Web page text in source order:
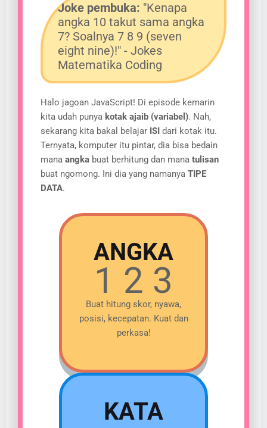
Joke pembuka: "Kenapa
angka 10 takut sama angka
7? Soalnya 7 8 9 (seven
eight nine)!" - Jokes
Matematika Coding
Halo jagoan JavaScript! Di episode kemarin
kita udah punya kotak ajaib (variabel). Nah,
sekarang kita bakal belajar ISI dari kotak itu.
Ternyata, komputer itu pintar, dia bisa bedain
mana angka buat berhitung dan mana tulisan
buat ngomong. Ini dia yang namanya TIPE
DATA.
ANGKA
1 2 3
Buat hitung skor, nyawa,
posisi, kecepatan. Kuat dan
perkasa!
KATA